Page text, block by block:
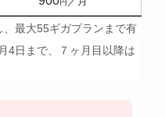
円
最大55ギガプランまで有
4日まで、７ヶ月目以降は